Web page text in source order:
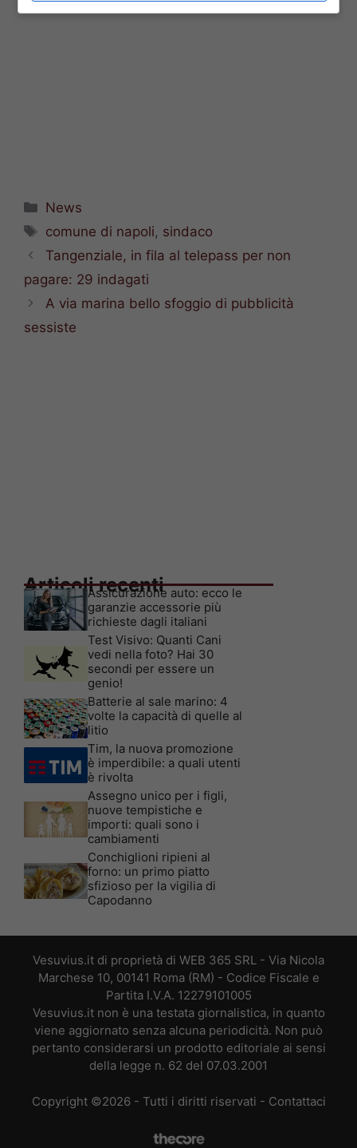
Categorie
News
Tag
comune di napoli, sindaco
Tangenziale, in fila al telepass per non
pagare: 29 indagati
A via marina bello sfoggio di pubblicità
sessiste
Articoli recenti
Assicurazione auto: ecco le
garanzie accessorie più
richieste dagli italiani
Test Visivo: Quanti Cani
vedi nella foto? Hai 30
secondi per essere un
genio!
Batterie al sale marino: 4
volte la capacità di quelle al
litio
Tim, la nuova promozione
è imperdibile: a quali utenti
è rivolta
Assegno unico per i figli,
nuove tempistiche e
importi: quali sono i
cambiamenti
Conchiglioni ripieni al
forno: un primo piatto
sfizioso per la vigilia di
Capodanno
Vesuvius.it di proprietà di WEB 365 SRL - Via Nicola
Marchese 10, 00141 Roma (RM) - Codice Fiscale e
Partita I.V.A. 12279101005
Vesuvius.it non è una testata giornalistica, in quanto
viene aggiornato senza alcuna periodicità. Non può
pertanto considerarsi un prodotto editoriale ai sensi
della legge n. 62 del 07.03.2001
Copyright ©2026 - Tutti i diritti riservati - Contattaci